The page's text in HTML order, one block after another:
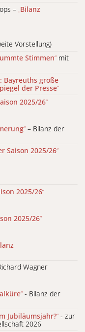
– „Bilanz
Vorstellung)
Stimmen“ mit
Bayreuths große
der Presse“
2025/26“
“ – Bilanz der
Saison 2025/26“
2025/26“
2025/26“
Wagner
“ - Bilanz der
Jubiläumsjahr?“ - zur
2026